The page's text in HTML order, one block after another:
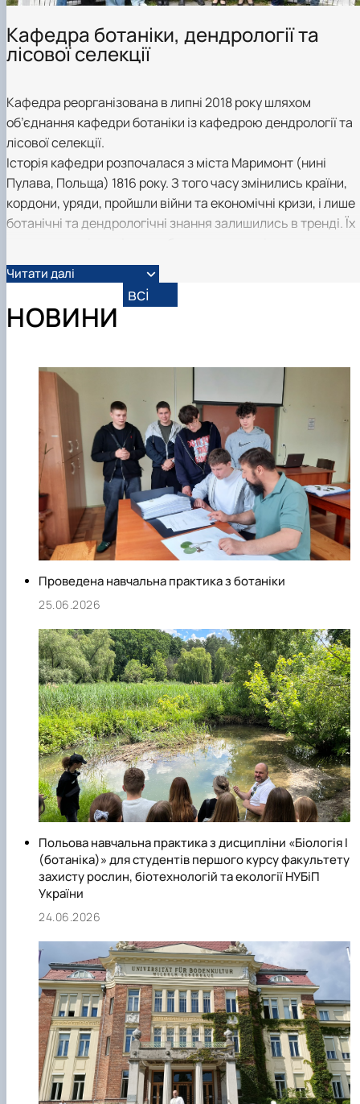
Кафедра ботаніки, дендрології та
лісової селекції
Кафедра реорганізована в липні 2018 року шляхом
об’єднання кафедри ботаніки із кафедрою дендрології та
лісової селекції.
Історія кафедри розпочалася з міста Маримонт (нині
Пулава, Польща) 1816 року. З того часу змінились країни,
кордони, уряди, пройшли війни та економічні кризи, і лише
ботанічні та дендрологічні знання залишились в тренді. Їх
господарства, озеленення населених місць, репродукції
рослин та збереження фіторізноманіття.
Читати далі
НОВИНИ
всі
Проведена навчальна практика з ботаніки
25.06.2026
Польова навчальна практика з дисципліни «Біологія І
(ботаніка)» для студентів першого курсу факультету
захисту рослин, біотехнологій та екології НУБіП
України
24.06.2026